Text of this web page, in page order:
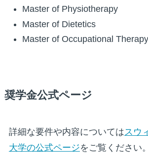
Master of Physiotherapy
Master of Dietetics
Master of Occupational Therapy
奨学金公式ページ
詳細な要件や内容についてはスウ
大学の公式ページをご覧ください